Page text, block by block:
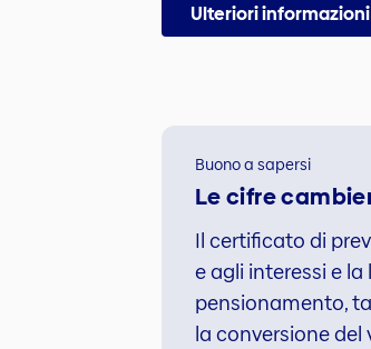
Ulteriori
Buono a sapersi
Le cifre
Il certificato di
e agli interessi e
pensionamento,
la conversione